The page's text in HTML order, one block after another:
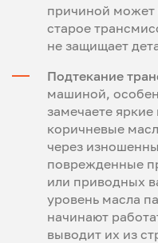
причиной может
старое
не защищает
Подтекание
машиной,
замечаете
коричневые
через
поврежденные
или приводных
уровень масла
начинают
выводит их из